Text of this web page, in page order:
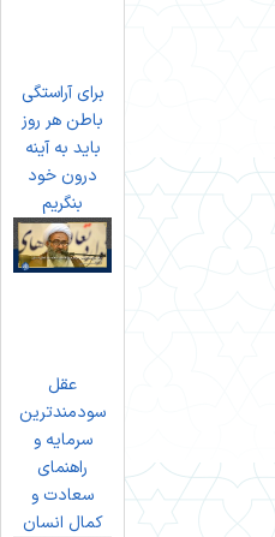
برای آراستگی
باطن هر روز
باید به آینه
درون خود
بنگریم
عقل
سودمندترین
سرمایه و
راهنمای
سعادت و
کمال انسان